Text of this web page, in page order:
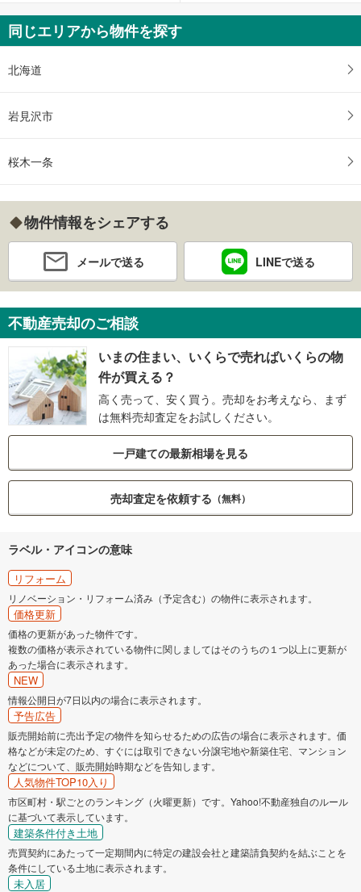
同じエリアから物件を探す
北海道
岩見沢市
桜木一条
物件情報をシェアする
メールで送る LINEで送る
不動産売却のご相談
いまの住まい、いくらで売ればいくらの物
件が買える？
高く売って、安く買う。売却をお考えなら、まず
は無料売却査定をお試しください。
一戸建ての最新相場を見る
売却査定を依頼する （無料）
ラベル・アイコンの意味
リフォーム
リノベーション・リフォーム済み（予定含む）の物件に表示されます。
価格更新
価格の更新があった物件です。
複数の価格が表示されている物件に関しましてはそのうちの１つ以上に更新が
あった場合に表示されます。
NEW
情報公開日が7日以内の場合に表示されます。
予告広告
販売開始前に売出予定の物件を知らせるための広告の場合に表示されます。価
格などが未定のため、すぐには取引できない分譲宅地や新築住宅、マンション
などについて、販売開始時期などを告知します。
人気物件TOP10入り
市区町村・駅ごとのランキング（火曜更新）です。Yahoo!不動産独自のルール
に基づいて表示しています。
建築条件付き土地
売買契約にあたって一定期間内に特定の建設会社と建築請負契約を結ぶことを
条件にしている土地に表示されます。
未入居